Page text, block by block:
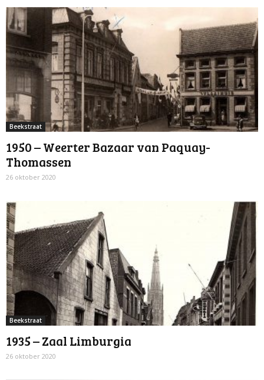
Beekstraat
1950 – Weerter Bazaar van Paquay-
Thomassen
26 oktober 2020
Beekstraat
1935 – Zaal Limburgia
26 oktober 2020